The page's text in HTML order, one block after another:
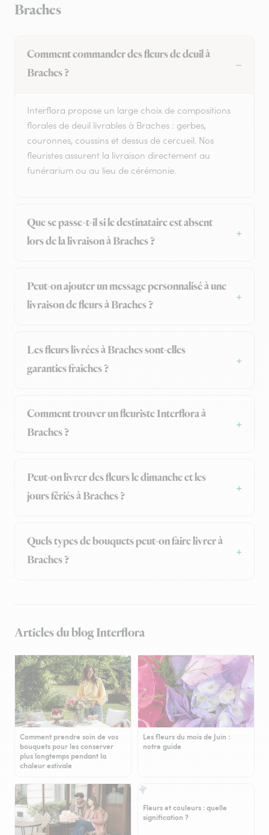
Braches
Comment commander des fleurs de deuil à
Braches ?
Interflora propose un large choix de compositions
florales de deuil livrables à Braches : gerbes,
couronnes, coussins et dessus de cercueil. Nos
fleuristes assurent la livraison directement au
funérarium ou au lieu de cérémonie.
Que se passe-t-il si le destinataire est absent
lors de la livraison à Braches ?
Peut-on ajouter un message personnalisé à une
livraison de fleurs à Braches ?
Les fleurs livrées à Braches sont-elles
garanties fraîches ?
Comment trouver un fleuriste Interflora à
Braches ?
Peut-on livrer des fleurs le dimanche et les
jours fériés à Braches ?
Quels types de bouquets peut-on faire livrer à
Braches ?
Articles du blog Interflora
Comment prendre soin de vos
bouquets pour les conserver
plus longtemps pendant la
chaleur estivale
Les fleurs du mois de Juin :
notre guide
Fleurs et couleurs : quelle
signification ?